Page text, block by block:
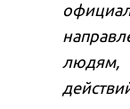
людям,